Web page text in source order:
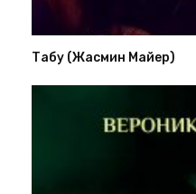
Табу (Жасмин Майер)